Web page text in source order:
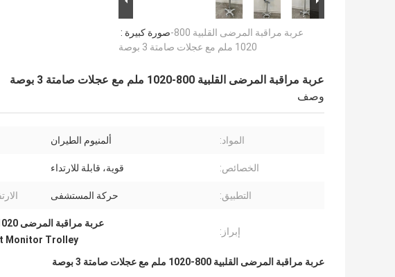
صورة كبيرة :عربة مراقبة المرضى القلبية 800-
1020 ملم مع عجلات صامتة 3 بوصة
عربة مراقبة المرضى القلبية 800-1020 ملم مع عجلات صامتة 3 بوصة
وصف
المواد: ألمنيوم الطيران
الخصائص: قوية، قابلة للارتداء
التطبيق: حركة المستشفى
إبراز:
عربة مراقبة المرضى 1020 ملم,عربة مراقبة مرضى القلب,عربة مراقبة قلبية طبية
Monitor Trolley
عربة مراقبة المرضى القلبية 800-1020 ملم مع عجلات صامتة 3 بوصة